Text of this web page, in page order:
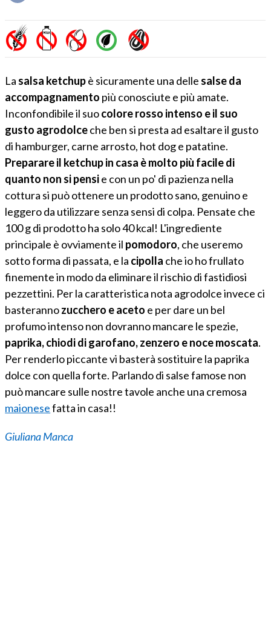
La salsa ketchupè sicuramente una delle salse da
accompagnamento più conosciute e più amate.
Inconfondibile il suocolore rosso intenso e il suo
gusto agrodolceche ben si presta ad esaltare il gusto
di hamburger, carne arrosto, hot dog e patatine.
Preparare il ketchup in casa è molto più facile di
quanto non si pensie con un po' di pazienza nella
cottura si può ottenere un prodotto sano, genuino e
leggero da utilizzare senza sensi di colpa. Pensate che
100 g di prodotto ha solo 40 kcal! L'ingrediente
principale è ovviamente il pomodoro, che useremo
sotto forma di passata, e la cipolla che io ho frullato
finemente in modo da eliminare il rischio di fastidiosi
pezzettini. Per la caratteristica nota agrodolce invece ci
basterannozucchero e aceto e per dare un bel
profumo intenso non dovranno mancare le spezie,
paprika, chiodi di garofano, zenzero e noce moscata.
Per renderlo piccante vi basterà sostituire la paprika
dolce con quella forte. Parlando di salse famose non
può mancare sulle nostre tavole anche una cremosa
maionesefatta in casa!!
Giuliana Manca